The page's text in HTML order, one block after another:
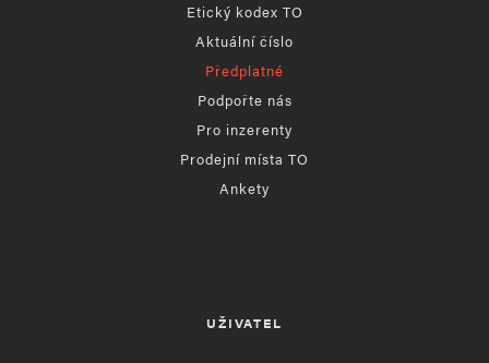
Etický kodex TO
Aktuální číslo
Předplatné
Podpořte nás
Pro inzerenty
Prodejní místa TO
Ankety
UŽIVATEL